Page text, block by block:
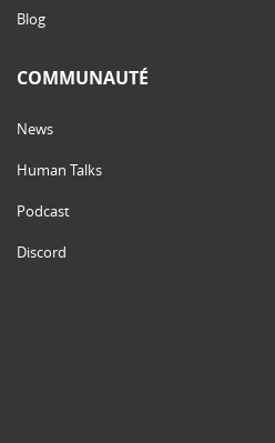
Blog
COMMUNAUTÉ
News
Human Talks
Podcast
Discord